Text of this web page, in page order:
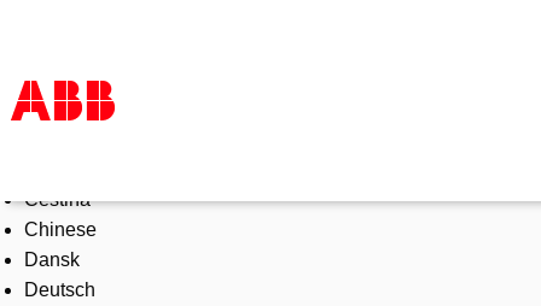
Products & Solutions
Industries
Services
About us
Čeština
Chinese
Dansk
Deutsch